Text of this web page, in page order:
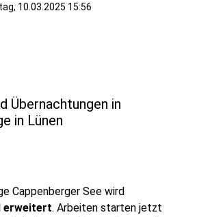
10.03.2025 15:56
Übernachtungen in
in Lünen
Cappenberger See wird
erweitert. Arbeiten starten jetzt